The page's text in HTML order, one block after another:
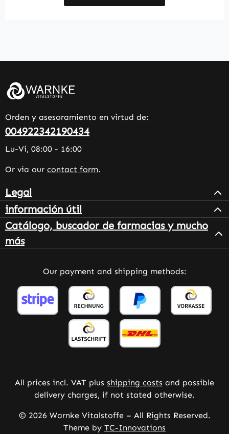
Orden y asesoramiento en virtud de:
004922342190434
Lu-Vi, 08:00 - 16:00
Or via our contact form.
Legal
información útil
Catálogo, buscador de farmacias y mucho
más
Our payment and shipping methods:
All prices incl. VAT plus shipping costs and possible
delivery charges, if not stated otherwise.
© 2026 Warnke Vitalstoffe – All Rights Reserved.
Theme by TC-Innovations